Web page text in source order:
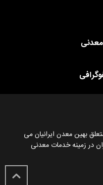
بهین معدن ایرانیان می
در زمینه خدمات معدنی